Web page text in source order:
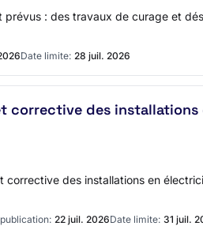
: des travaux de curage et
Date limite: 28 juil. 2026
corrective des
des installations en
22 juil. 2026Date limite: 31 juil.